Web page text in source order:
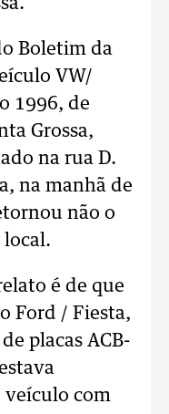
Boletim da
VW/
1996, de
Grossa,
na rua D.
na manhã de
não o
é de que
Ford / Fiesta,
placas ACB-
veículo com